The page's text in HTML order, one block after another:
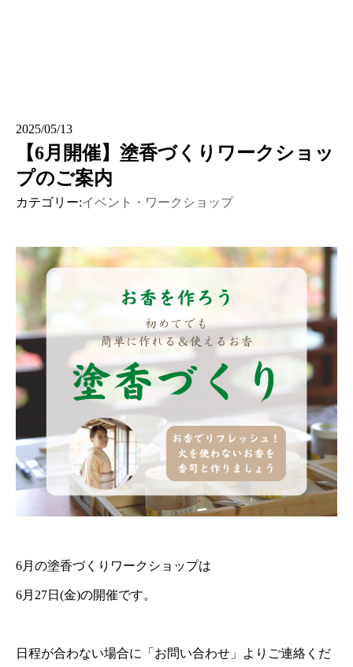
2025/05/13
【6月開催】塗香づくりワークショッ
プのご案内
カテゴリー:イベント・ワークショップ
6月の塗香づくりワークショップは
6月27日(金)の開催です。
日程が合わない場合に「お問い合わせ」よりご連絡くだ